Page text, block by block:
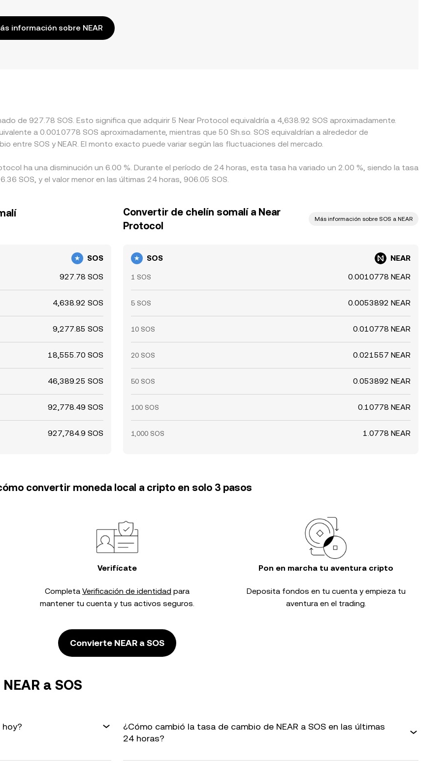
información sobre NEAR
de 927.78 SOS. Esto significa que adquirir 5 Near Protocol equivaldría a 4,638.92 SOS aproximadamente.
a 0.0010778 SOS aproximadamente, mientras que 50 Sh.so. SOS equivaldrían a alrededor de
entre SOS y NEAR. El monto exacto puede variar según las fluctuaciones del mercado.
ha una disminución un 6.00 %. Durante el período de 24 horas, esta tasa ha variado un 2.00 %, siendo la tasa
SOS, y el valor menor en las últimas 24 horas, 906.05 SOS.
SOS
927.78 SOS
4,638.92 SOS
9,277.85 SOS
18,555.70 SOS
46,389.25 SOS
92,778.49 SOS
927,784.9 SOS
Convertir de chelín somalí a Near
Protocol
Más información sobre SOS a NEAR
SOS NEAR
1 SOS 0.0010778 NEAR
5 SOS 0.0053892 NEAR
10 SOS 0.010778 NEAR
20 SOS 0.021557 NEAR
50 SOS 0.053892 NEAR
100 SOS 0.10778 NEAR
1,000 SOS 1.0778 NEAR
convertir moneda local a cripto en solo 3 pasos
Verifícate
Completa Verificación de identidad para
mantener tu cuenta y tus activos seguros.
Pon en marcha tu aventura cripto
Deposita fondos en tu cuenta y empieza tu
aventura en el trading.
Convierte NEAR a SOS
a SOS
hoy?
¿Cómo cambió la tasa de cambio de NEAR a SOS en las últimas
24 horas?